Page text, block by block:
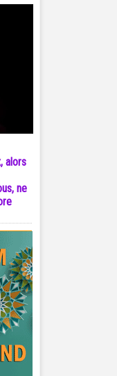
alors
ne